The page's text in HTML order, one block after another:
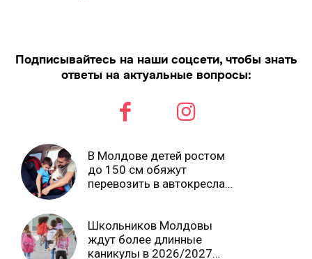
Подписывайтесь на наши соцсети, чтобы знать
ответы на актуальные вопросы:
В Молдове детей ростом
до 150 см обяжут
перевозить в автокреслах
Школьников Молдовы
ждут более длинные
каникулы в 2026/2027